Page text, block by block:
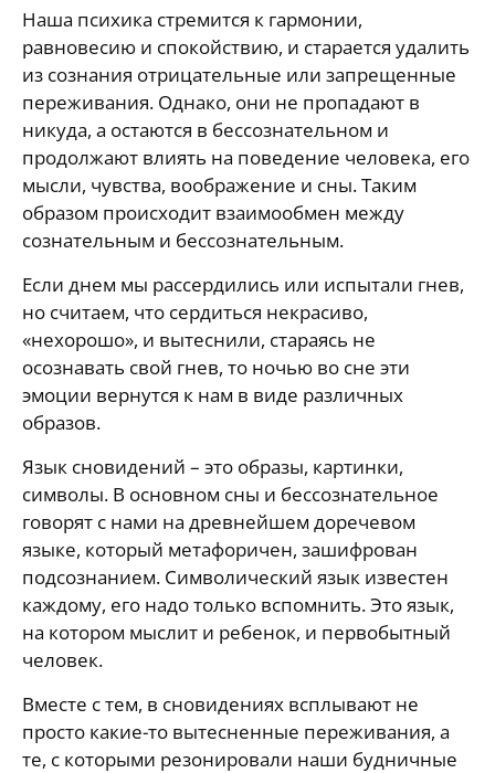
Наша психика стремится к гармонии,
равновесию и спокойствию, и старается удалить
из сознания отрицательные или запрещенные
переживания. Однако, они не пропадают в
никуда, а остаются в бессознательном и
продолжают влиять на поведение человека, его
мысли, чувства, воображение и сны. Таким
образом происходит взаимообмен между
сознательным и бессознательным.
Если днем мы рассердились или испытали гнев,
но считаем, что сердиться некрасиво,
«нехорошо», и вытеснили, стараясь не
осознавать свой гнев, то ночью во сне эти
эмоции вернутся к нам в виде различных
образов.
Язык сновидений – это образы, картинки,
символы. В основном сны и бессознательное
говорят с нами на древнейшем доречевом
языке, который метафоричен, зашифрован
подсознанием. Символический язык известен
каждому, его надо только вспомнить. Это язык,
на котором мыслит и ребенок, и первобытный
человек.
Вместе с тем, в сновидениях всплывают не
просто какие-то вытесненные переживания, а
те, с которыми резонировали наши будничные